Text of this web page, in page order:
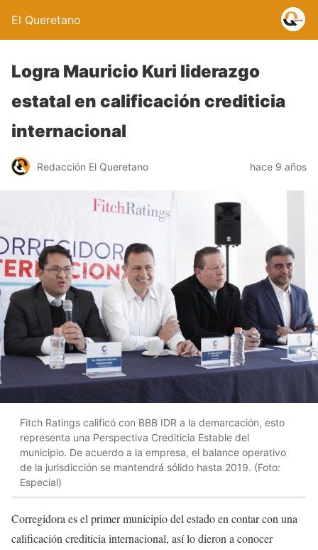
El Queretano
Logra Mauricio Kuri liderazgo
estatal en calificación crediticia
internacional
Redacción El Queretano hace 9 años
Fitch Ratings calificó con BBB IDR a la demarcación, esto
representa una Perspectiva Crediticia Estable del
municipio. De acuerdo a la empresa, el balance operativo
de la jurisdicción se mantendrá sólido hasta 2019. (Foto:
Especial)
Corregidora es el primer municipio del estado en contar con una
calificación crediticia internacional, así lo dieron a conocer